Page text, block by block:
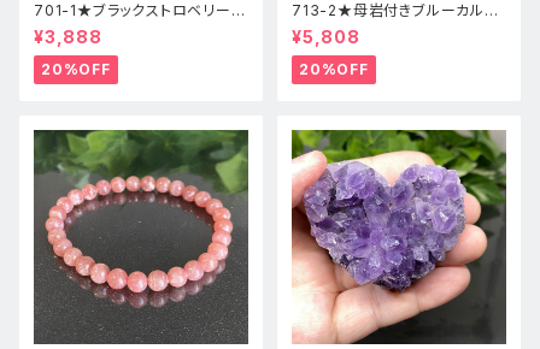
701-1★ブラックストロベリーク
ォーツ【高品質】天然石ブレスレ
ッパワーストーン
¥3,888
20%OFF
713-2★母岩付きブルーカルセ
ドニー【高品質】天然石ブレスレ
ットパワーストーン
¥5,808
20%OFF